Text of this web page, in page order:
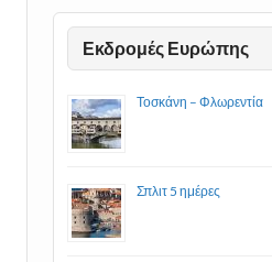
Εκδρομές Ευρώπης
Τοσκάνη – Φλωρεντία
Σπλιτ 5 ημέρες